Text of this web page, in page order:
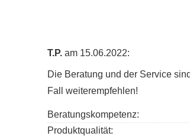
T.P. am 15.06.2022:
Die Beratung und der Service
Fall weiterempfehlen!
Beratungskompetenz:
Produktqualität: